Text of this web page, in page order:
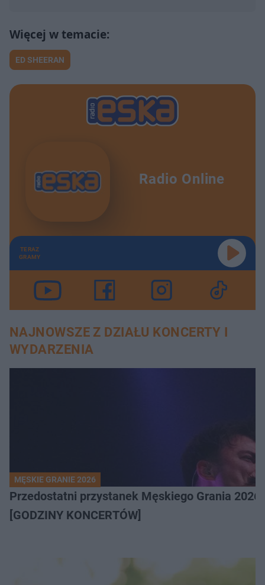
ED SHEERAN
Radio Online
TERAZ
GRAMY
NAJNOWSZE Z DZIAŁU KONCERTY I
WYDARZENIA
MĘSKIE GRANIE 2026
Przedostatni przystanek Męskiego Grania 2026
[GODZINY KONCERTÓW]